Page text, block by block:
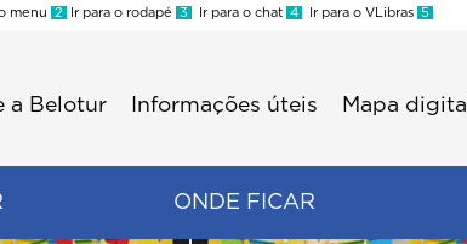
menu 2 Ir para o rodapé 3 Ir para o chat 4 Ir para o VLibras 5
a Belotur Informações úteis Mapa digital
ONDE FICAR